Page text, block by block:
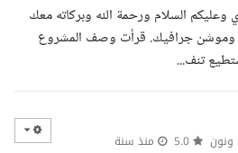
وعليكم السلام ورحمة الله وبركاته معك
جرافيك. قرأت وصف المشروع
تنف...
ونون منذ سنة